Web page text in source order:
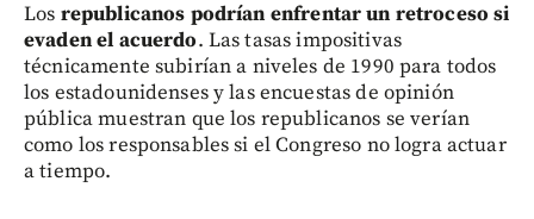
Los republicanos podrían enfrentar un retroceso si
evaden el acuerdo. Las tasas impositivas
técnicamente subirían a niveles de 1990 para todos
los estadounidenses y las encuestas de opinión
pública muestran que los republicanos se verían
como los responsables si el Congreso no logra actuar
a tiempo.